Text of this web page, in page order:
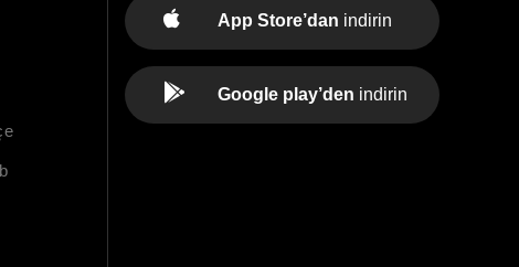
App Store’dan indirin
Google play’den indirin